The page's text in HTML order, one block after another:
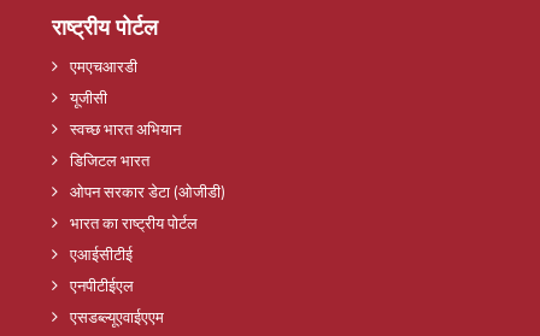
राष्ट्रीय पोर्टल
एमएचआरडी
यूजीसी
स्वच्छ भारत अभियान
डिजिटल भारत
ओपन सरकार डेटा (ओजीडी)
भारत का राष्ट्रीय पोर्टल
एआईसीटीई
एनपीटीईएल
एसडब्ल्यूएवाईएएम